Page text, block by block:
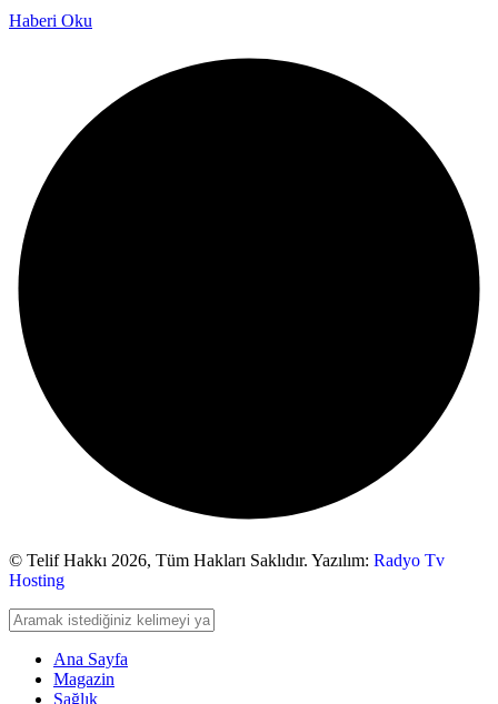
Haberi Oku
© Telif Hakkı 2026, Tüm Hakları Saklıdır. Yazılım: Radyo Tv
Hosting
Ana Sayfa
Magazin
Sağlık